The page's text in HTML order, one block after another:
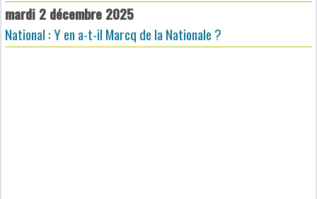
mardi 2 décembre 2025
National : Y en a-t-il Marcq de la Nationale ?